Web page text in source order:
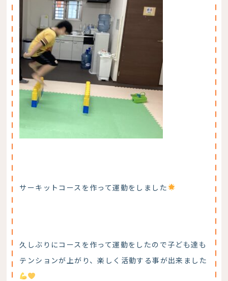
サーキットコースを作って運動をしました
久しぶりにコースを作って運動をしたので子ども達も
テンションが上がり、楽しく活動する事が出来ました